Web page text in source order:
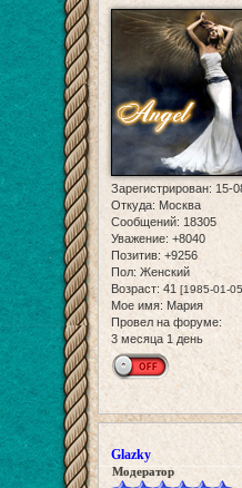
Зарегистрирован: 15-
Откуда: Москва
Сообщений: 18305
Уважение: +8040
Позитив: +9256
Пол: Женский
Возраст:41 [1985-01-
Мое имя: Мария
Провел на форуме:
3 месяца 1 день
Glazky
Модератор